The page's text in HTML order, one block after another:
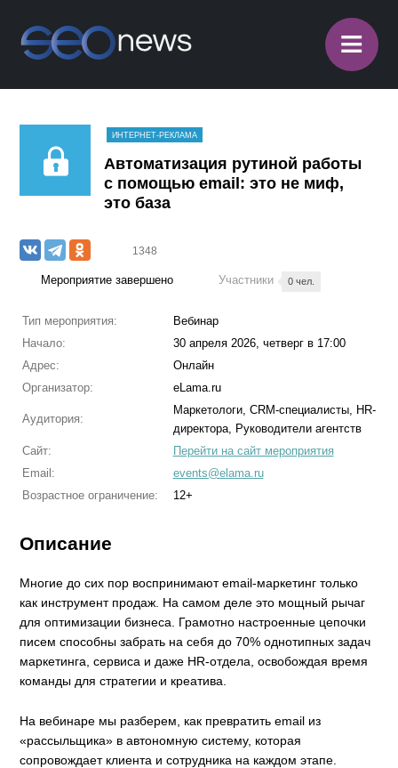
≡
ИНТЕРНЕТ-РЕКЛАМА
Автоматизация рутиной работы
с помощью email: это не миф,
это база
1348
Мероприятие завершено Участники 0 чел.
Тип мероприятия:
Вебинар
Начало:
30 апреля 2026, четверг в 17:00
Адрес:
Онлайн
Организатор:
eLama.ru
Аудитория:
Маркетологи, CRM-специалисты, HR-
директора, Руководители агентств
Сайт:
Перейти на сайт мероприятия
Email:
events@elama.ru
Возрастное ограничение:
12+
Описание
Многие до сих пор воспринимают email-маркетинг только
как инструмент продаж. На самом деле это мощный рычаг
для оптимизации бизнеса. Грамотно настроенные цепочки
писем способны забрать на себя до 70% однотипных задач
маркетинга, сервиса и даже HR-отдела, освобождая время
команды для стратегии и креатива.
На вебинаре мы разберем, как превратить email из
«рассыльщика» в автономную систему, которая
сопровождает клиента и сотрудника на каждом этапе.